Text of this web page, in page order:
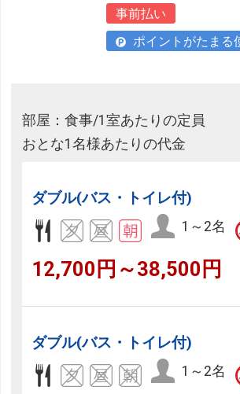
事前払い
ポイントがたまる
部屋：食事/1室あたりの定員
おとな1名様あたりの代金
ダブル(バス・トイレ付)
1～2名
12,700円～38,500円
ダブル(バス・トイレ付)
1～2名